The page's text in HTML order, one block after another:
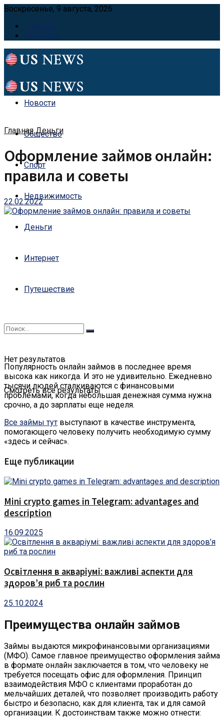
Воскресенье, 9 августа, 2026
Главная
Контакты
Новости
Общество
Спорт
Недвижимость
Деньги
Интернет
Путешествие
Нет результатов
Смотреть все результаты
Главная Деньги
Оформление займов онлайн:
правила и советы
22.02.2022
Популярность онлайн займов в последнее время
высока как никогда. И это не удивительно. Ежедневно
тысячи людей сталкиваются с финансовыми
проблемами, когда небольшая денежная сумма нужна
срочно, а до зарплаты еще неделя.
Все займы тут выступают в качестве инструмента,
помогающего человеку получить необходимую сумму
«здесь и сейчас».
Еще публикации
Mini crypto games in Telegram: advantages and
description
16.09.2025
Освітлення в акваріумі: важливі аспекти для
здоров’я риб та рослин
25.10.2024
Преимущества онлайн займов
Займы выдаются микрофинансовыми организациями
(МФО). Самое главное преимущество оформления займа
в формате онлайн заключается в том, что человеку не
требуется посещать офис для оформления. Принцип
взаимодействия МФО с клиентами проработан до
мельчайших деталей, что позволяет производить работу
быстро и безопасно, как для клиента, так и для самой
организации. К достоинствам также можно отнести: